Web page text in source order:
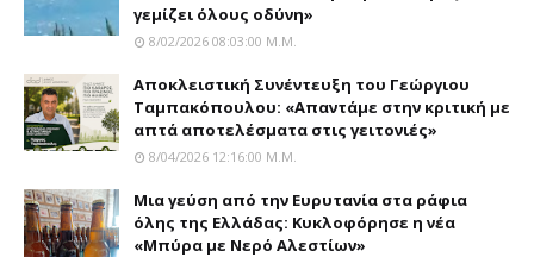
γεμίζει όλους οδύνη»
8/02/2026 08:03:00 Μ.μ.
Αποκλειστική Συνέντευξη του Γεώργιου
Ταμπακόπουλου: «Απαντάμε στην κριτική με
απτά αποτελέσματα στις γειτονιές»
8/04/2026 12:16:00 Μ.μ.
Mια γεύση από την Eυρυτανία στα ράφια
όλης της Ελλάδας: Κυκλοφόρησε η νέα
«Μπύρα με Nερό Aλεστίων»